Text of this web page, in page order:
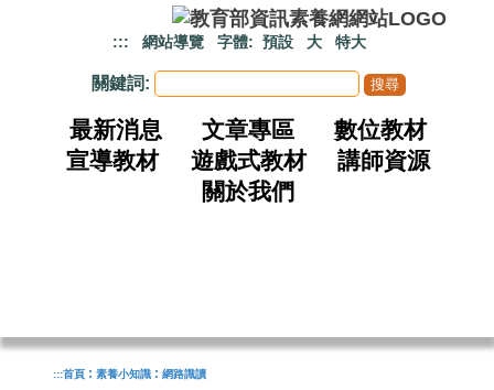
::: 網站導覽 字體: 預設 大 特大
關鍵詞:
最新消息 文章專區
數位教材
宣導教材
遊戲式教材
講師資源
關於我們
:::首頁 : 素養小知識 : 網路識讀